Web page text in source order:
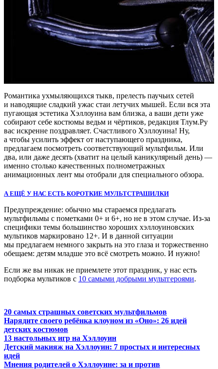
Романтика ухмыляющихся тыкв, прелесть паучьих сетей
и наводящие сладкий ужас стаи летучих мышей. Если вся эта
пугающая эстетика Хэллоуина вам близка, а ваши дети уже
собирают себе костюмы ведьм и чёртиков, редакция Тлум.Ру
вас искренне поздравляет. Счастливого Хэллоуина! Ну,
а чтобы усилить эффект от наступающего праздника,
предлагаем посмотреть соответствующий мультфильм. Или
два, или даже десять (хватит на целый каникулярный день) —
именно столько качественных полнометражных
анимационных лент мы отобрали для специального обзора.
А ЕЩЁ У НАС ЕСТЬ КОРОТКИЕ МУЛЬТСТРАШИЛКИ
Предупреждение: обычно мы стараемся предлагать
мультфильмы с пометками 0+ и 6+, но не в этом случае. Из-за
специфики темы большинство хороших хэллоуиновских
мультиков маркировано 12+. И в данной ситуации
мы предлагаем немного закрыть на это глаза и торжественно
обещаем: детям младше это всё смотреть можно. И нужно!
Если же вы никак не приемлете этот праздник, у нас есть
подборка мультиков с 10 самыми добрыми мультгероями.
20 самых страшных советских мультфильмов
Нарядите своего ребёнка клоуном из «Оно»: 26 идей
детских костюмов
13 настольных игр на Хэллоуин
Детский макияж на Хэллоуин: 7 простых и интересных
идей
Мнения родителей о Хэллоуине: за и против